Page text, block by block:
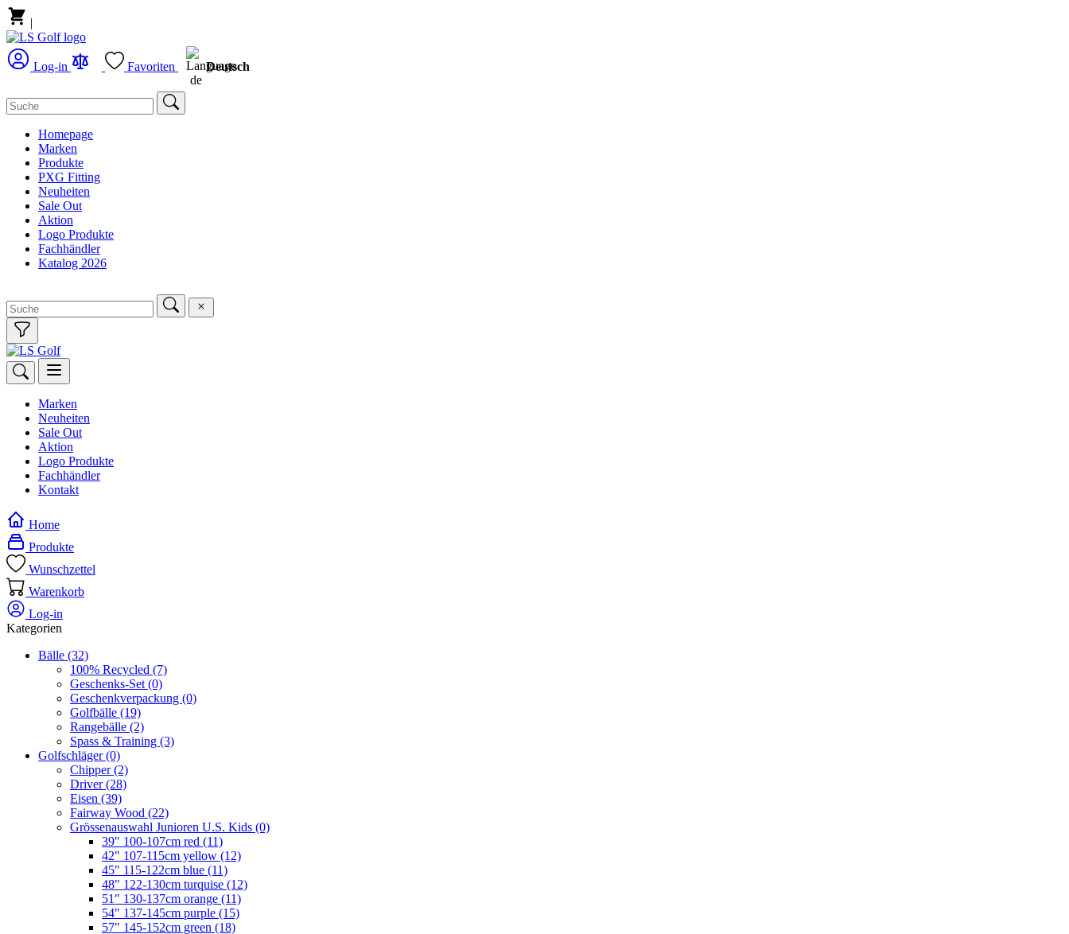
|
Log-in Favoriten Deutsch
Homepage
Marken
Produkte
PXG Fitting
Neuheiten
Sale Out
Aktion
Logo Produkte
Fachhändler
Katalog 2026
Marken
Neuheiten
Sale Out
Aktion
Logo Produkte
Fachhändler
Kontakt
Home
Produkte
Wunschzettel
Warenkorb
Log-in
Kategorien
Bälle (32)
100% Recycled (7)
Geschenks-Set (0)
Geschenkverpackung (0)
Golfbälle (19)
Rangebälle (2)
Spass & Training (3)
Golfschläger(0)
Chipper(2)
Driver(28)
Eisen (39)
Fairway Wood (22)
Grössenauswahl Junioren U.S. Kids (0)
39" 100-107cm red (11)
42" 107-115cm yellow (12)
45" 115-122cm blue (11)
48" 122-130cm turquise (12)
51" 130-137cm orange (11)
54" 137-145cm purple (15)
57" 145-152cm green (18)